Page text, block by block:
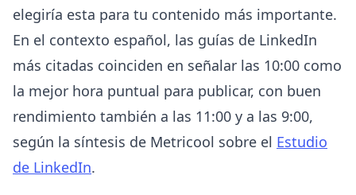
elegiría esta para tu contenido más importante.
En el contexto español, las guías de LinkedIn
más citadas coinciden en señalar las 10:00 como
la mejor hora puntual para publicar, con buen
rendimiento también a las 11:00 y a las 9:00,
según la síntesis de Metricool sobre el Estudio
de LinkedIn.